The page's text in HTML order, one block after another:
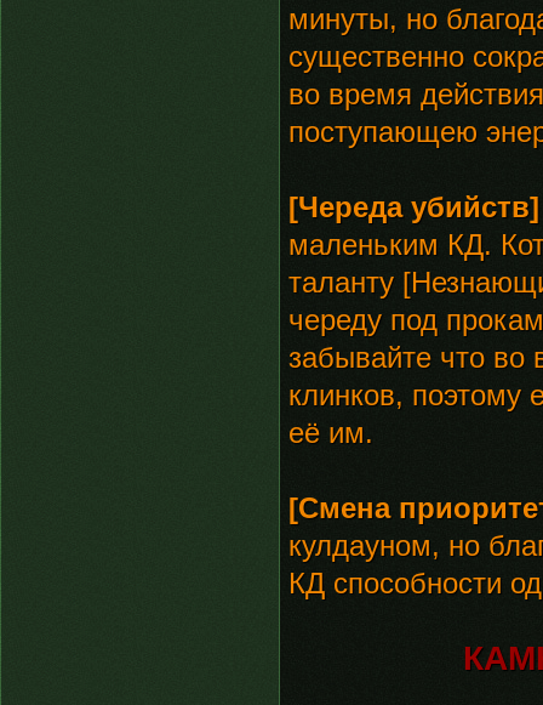
минуты, но
существенно
во время
поступающею
[Череда убийств]
маленьким КД.
таланту
череду под
забывайте что во
клинков, поэтому
её им.
[Смена
кулдауном, но
КД способности